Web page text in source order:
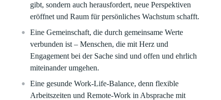
gibt, sondern auch herausfordert, neue Perspektiven
eröffnet und Raum für persönliches Wachstum schafft.
Eine Gemeinschaft, die durch gemeinsame Werte
verbunden ist – Menschen, die mit Herz und
Engagement bei der Sache sind und offen und ehrlich
miteinander umgehen.
Eine gesunde Work-Life-Balance, denn flexible
Arbeitszeiten und Remote-Work in Absprache mit